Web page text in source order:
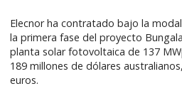
Elecnor ha contratado bajo la
la primera fase del proyecto
planta solar fotovoltaica de 137
189 millones de dólares
euros.